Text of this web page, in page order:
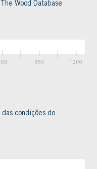
Wood Database
condições do